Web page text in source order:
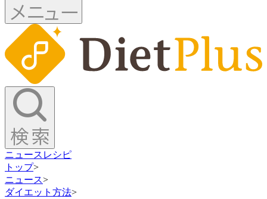
ニュース レシピ
トップ>
ニュース>
ダイエット方法>